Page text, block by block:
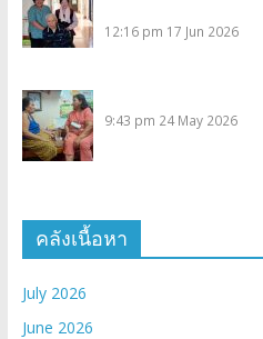
12:16 pm 17 Jun 2026
9:43 pm 24 May 2026
คลังเนื้อหา
July 2026
June 2026